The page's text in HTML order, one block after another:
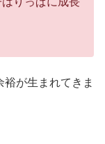
が生まれてきま